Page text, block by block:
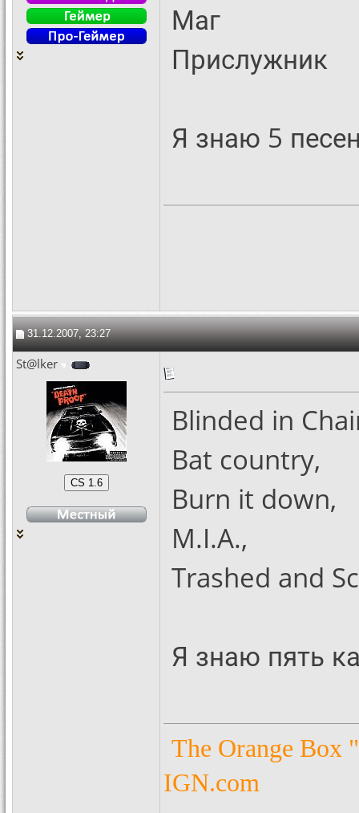
Маг
Прислужник
Я знаю 5
31.12.2007, 23:27
St@lker
Blinded in
Bat country,
Burn it down,
M.I.A.,
Trashed and
Я знаю пять
The Orange Box
IGN.com